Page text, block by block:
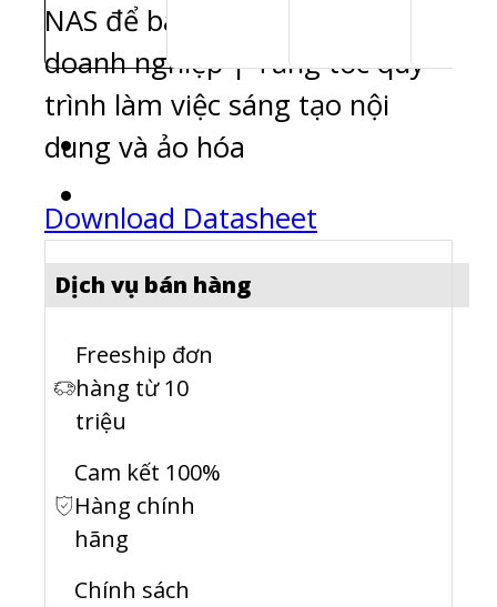
NAS để bàn lai ZFS dành cho
doanh nghiệp | Tăng tốc quy
trình làm việc sáng tạo nội
dung và ảo hóa
Download Datasheet
Dịch vụ bán hàng
Freeship đơn
hàng từ 10
triệu
Cam kết 100%
Hàng chính
hãng
Chính sách